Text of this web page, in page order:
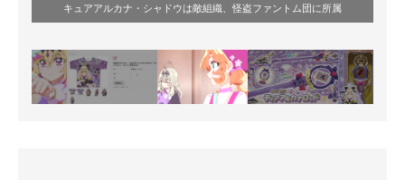
キュアアルカナ・シャドウは敵組織、怪盗ファントム団に所属